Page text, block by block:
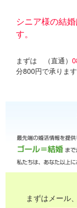
シニア様の結
す。
まずは （直通）
分800円で承ります
まずはメール